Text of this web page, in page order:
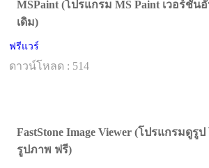
MSPaint (โปรแกรม MS Paint เวอร์ชัน
เดิม)
ฟรีแวร์
ดาวน์โหลด : 514
FastStone Image Viewer (โปรแกรมดูรู
รูปภาพ ฟรี)